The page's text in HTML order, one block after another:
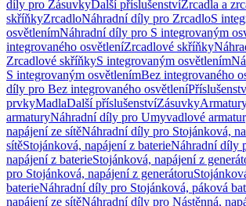
díly pro ZásuvkyDalší příslušenstvíZrcadla a
skříňkyZrcadloNáhradní díly pro ZrcadloS
osvětlenímNáhradní díly pro S integrovaným
integrovaného osvětleníZrcadlové skříňky
Zrcadlové skříňkyS integrovaným osvětlením
S integrovaným osvětlenímBez integrovaného
díly pro Bez integrovaného osvětlení
prvkyMadlaDalší příslušenstvíZásuvky
armaturyNáhradní díly pro Umyvadlové
napájení ze sítěNáhradní díly pro Stojánková,
sítěStojánková, napájení z baterieNáhradní díly
napájení z baterieStojánková, napájení z
pro Stojánková, napájení z generátoru
baterieNáhradní díly pro Stojánková, páková
napájení ze sítěNáhradní díly pro Nástěnná,